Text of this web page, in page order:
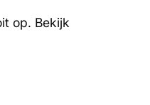
op. Bekijk